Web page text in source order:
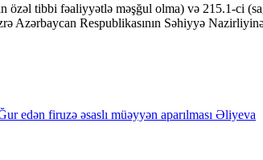
tibbi fəaliyyətlə məşğul olma) və 215.1-ci
Azərbaycan Respublikasının Səhiyyə
edən firuzə əsaslı müəyyən aparılması Əliyeva